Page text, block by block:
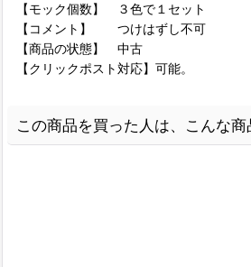
【モック個数】 ３色で１セット
【コメント】 つけはずし不可
【商品の状態】 中古
【クリックポスト対応】可能。
この商品を買った人は、こんな